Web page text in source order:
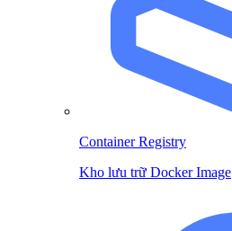
Container Registry
Kho lưu trữ Docker Image